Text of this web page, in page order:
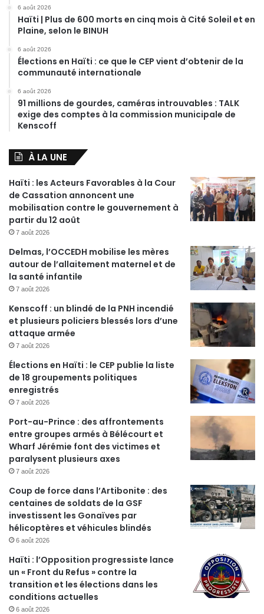
6 août 2026
Haïti | Plus de 600 morts en cinq mois à Cité Soleil et en
Plaine, selon le BINUH
6 août 2026
Élections en Haïti : ce que le CEP vient d’obtenir de la
communauté internationale
6 août 2026
91 millions de gourdes, caméras introuvables : TALK
exige des comptes à la commission municipale de
Kenscoff
À LA UNE
Haïti : les Acteurs Favorables à la Cour
de Cassation annoncent une
mobilisation contre le gouvernement à
partir du 12 août
7 août 2026
Delmas, l’OCCEDH mobilise les mères
autour de l’allaitement maternel et de
la santé infantile
7 août 2026
Kenscoff : un blindé de la PNH incendié
et plusieurs policiers blessés lors d’une
attaque armée
7 août 2026
Élections en Haïti : le CEP publie la liste
de 18 groupements politiques
enregistrés
7 août 2026
Port-au-Prince : des affrontements
entre groupes armés à Bélécourt et
Wharf Jérémie font des victimes et
paralysent plusieurs axes
7 août 2026
Coup de force dans l’Artibonite : des
centaines de soldats de la GSF
investissent les Gonaïves par
hélicoptères et véhicules blindés
6 août 2026
Haïti : l’Opposition progressiste lance
un « Front du Refus » contre la
transition et les élections dans les
conditions actuelles
6 août 2026